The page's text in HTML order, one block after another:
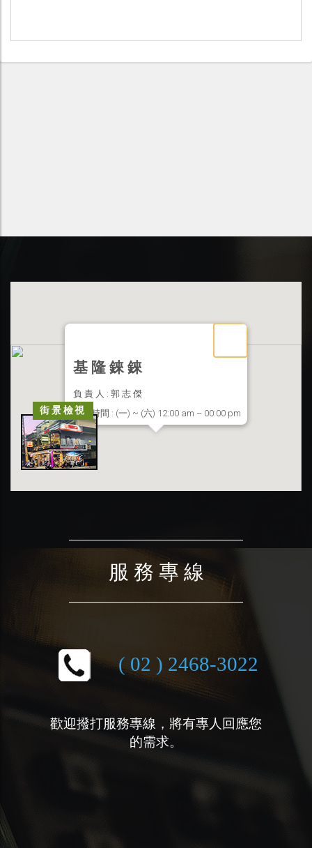
街景檢視
基 隆 錸 錸
負 責 人 : 郭 志 傑
營業時間 : (一) ~ (六) 12:00 am – 00:00 pm
聯絡地址 : 基隆市信義區東信路 33 號
服 務 專 線
( 02 ) 2468-3022
歡迎撥打服務專線，將有專人回應您
的需求。